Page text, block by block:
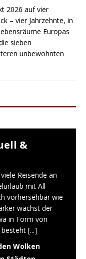
2026 auf vier
– vier Jahrzehnte, in
Europas
sieben
unbewohnten
&
Reisende an
mit All-
vorhersehbar wie
wächst der
in Form von
besteht [...]
Wolken